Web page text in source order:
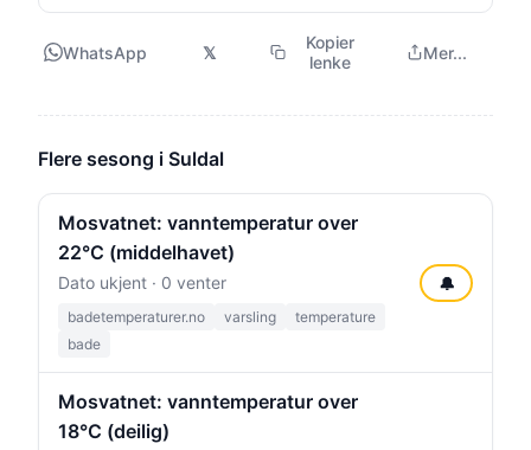
WhatsApp 𝕏
Kopier
lenke
Mer...
Flere sesong i Suldal
Mosvatnet: vanntemperatur over
22°C (middelhavet)
Dato ukjent · 0 venter
badetemperaturer.no varsling
temperature
bade
🔔
Mosvatnet: vanntemperatur over
18°C (deilig)